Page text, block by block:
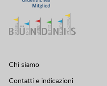
Chi siamo
Contatti e indicazioni